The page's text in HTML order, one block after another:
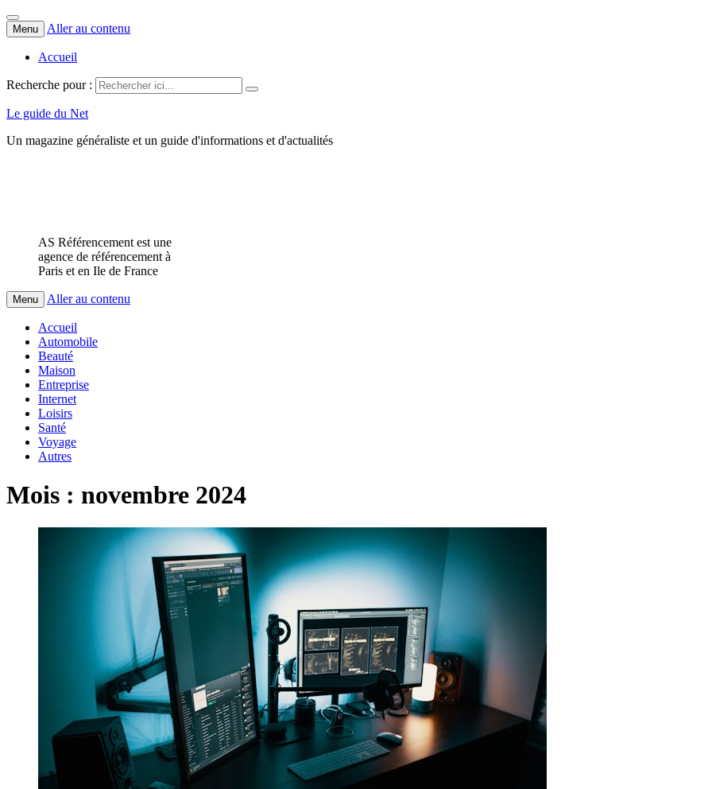
Menu Aller au contenu
Accueil
Recherche pour :
Le guide du Net
Un magazine généraliste et un guide d'informations et d'actualités
AS Référencement est une
agence de référencement à
Paris et en Ile de France
Menu Aller au contenu
Accueil
Automobile
Beauté
Maison
Entreprise
Internet
Loisirs
Santé
Voyage
Autres
Mois : novembre 2024